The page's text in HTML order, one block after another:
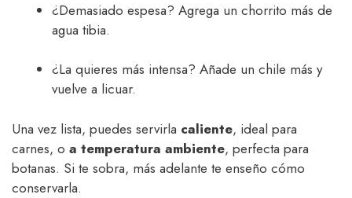
¿Demasiado espesa? Agrega un chorrito más de
agua tibia.
¿La quieres más intensa? Añade un chile más y
vuelve a licuar.
Una vez lista, puedes servirla caliente, ideal para
carnes, o a temperatura ambiente, perfecta para
botanas. Si te sobra, más adelante te enseño cómo
conservarla.